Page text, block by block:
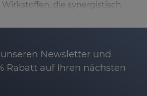
die synergistisch
auf die Zeichen der
finden Sie einen
Newsletter und
Rabatt auf Ihren nächsten